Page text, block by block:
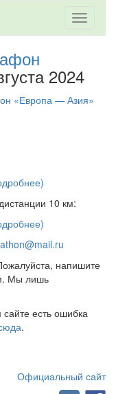
Toggle
2024
«Европа — Азия»
10 км:
напишите
Мы лишь
есть ошибка
.
Официальный сайт